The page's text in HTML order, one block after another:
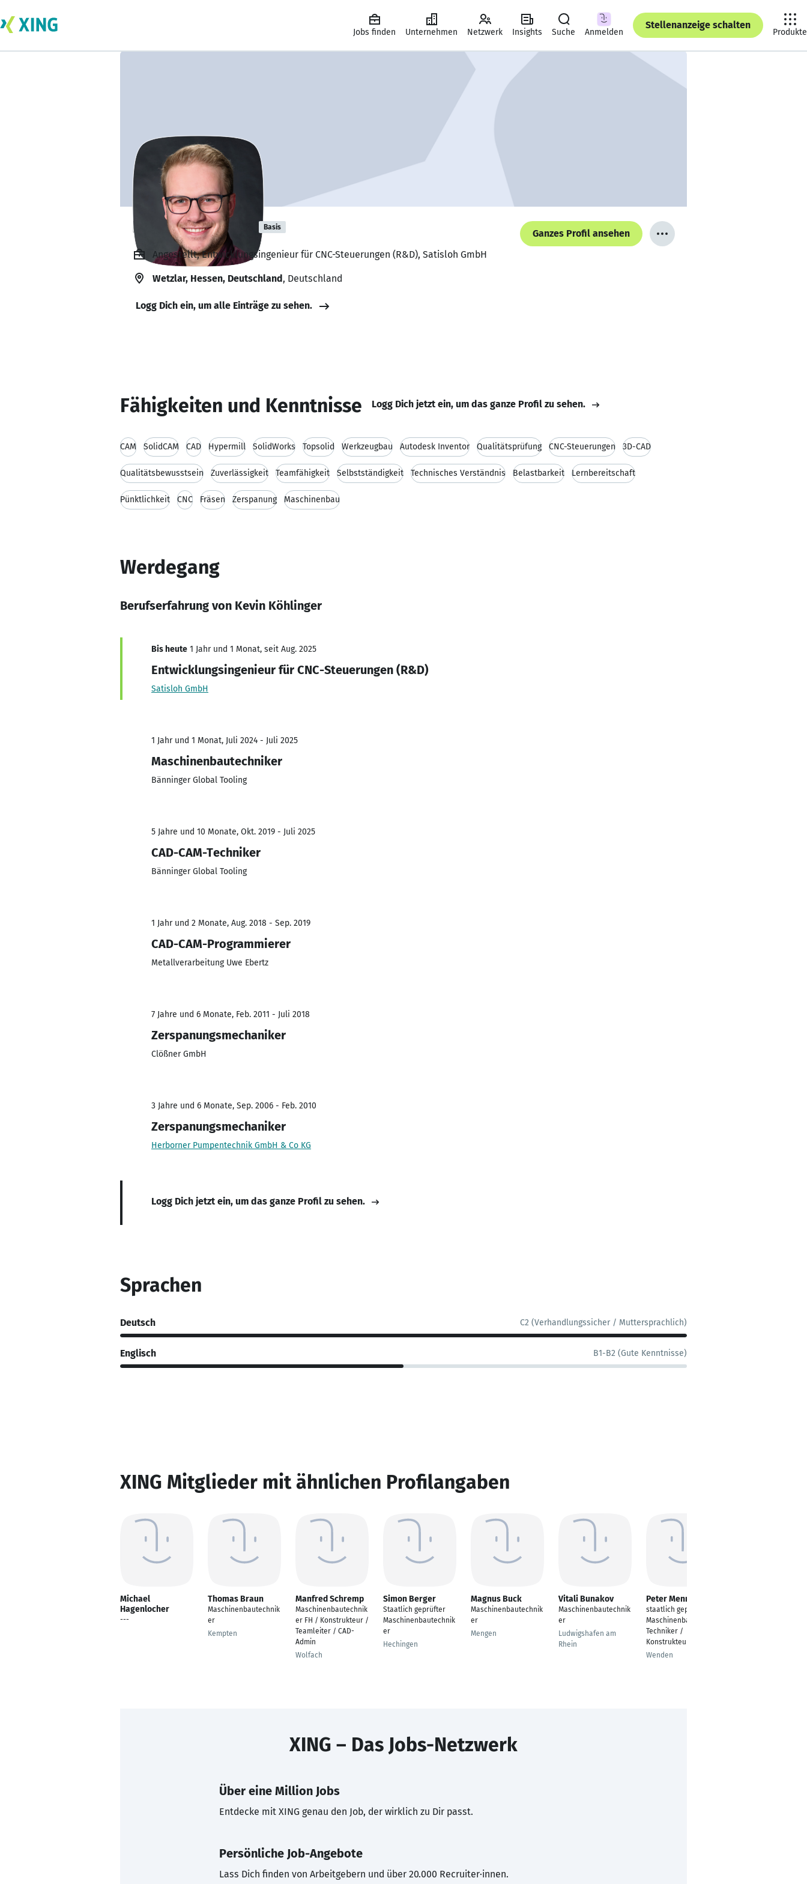
Jobs finden Unternehmen Netzwerk Insights Suche Anmelden
Stellenanzeige schalten
Produkte
Kevin Köhlinger Basis
Ganzes Profil ansehen
Angestellt, Entwicklungsingenieur für CNC-Steuerungen (R&D), Satisloh GmbH
Wetzlar, Hessen, Deutschland, Deutschland
Logg Dich ein, um alle Einträge zu sehen.
Fähigkeiten und Kenntnisse Logg Dich jetzt ein, um das ganze Profil zu sehen.
CAM SolidCAM CAD Hypermill SolidWorks Topsolid Werkzeugbau Autodesk Inventor Qualitätsprüfung CNC-Steuerungen 3D-CAD
Qualitätsbewusstsein Zuverlässigkeit Teamfähigkeit Selbstständigkeit Technisches Verständnis Belastbarkeit Lernbereitschaft
Pünktlichkeit CNC Fräsen Zerspanung Maschinenbau
Werdegang
Berufserfahrung von Kevin Köhlinger
Bis heute 1 Jahr und 1 Monat, seit Aug. 2025
Entwicklungsingenieur für CNC-Steuerungen (R&D)
Satisloh GmbH
1 Jahr und 1 Monat, Juli 2024 - Juli 2025
Maschinenbautechniker
Bänninger Global Tooling
5 Jahre und 10 Monate, Okt. 2019 - Juli 2025
CAD-CAM-Techniker
Bänninger Global Tooling
1 Jahr und 2 Monate, Aug. 2018 - Sep. 2019
CAD-CAM-Programmierer
Metallverarbeitung Uwe Ebertz
7 Jahre und 6 Monate, Feb. 2011 - Juli 2018
Zerspanungsmechaniker
Clößner GmbH
3 Jahre und 6 Monate, Sep. 2006 - Feb. 2010
Zerspanungsmechaniker
Herborner Pumpentechnik GmbH & Co KG
Logg Dich jetzt ein, um das ganze Profil zu sehen.
Sprachen
Deutsch C2 (Verhandlungssicher / Muttersprachlich)
Englisch B1-B2 (Gute Kenntnisse)
XING Mitglieder mit ähnlichen Profilangaben
Michael
Hagenlocher
---
Thomas Braun
Maschinenbautechnik
er
Kempten
Manfred Schremp
Maschinenbautechnik
er FH / Konstrukteur /
Teamleiter / CAD-
Admin
Wolfach
Simon Berger
Staatlich geprüfter
Maschinenbautechnik
er
Hechingen
Magnus Buck
Maschinenbautechnik
er
Mengen
Vitali Bunakov
Maschinenbautechnik
er
Ludwigshafen am
Rhein
Peter Menne
staatlich geprüfter
Maschinenbau-
Techniker /
Konstrukteur
Wenden
XING – Das Jobs-Netzwerk
Über eine Million Jobs
Entdecke mit XING genau den Job, der wirklich zu Dir passt.
Persönliche Job-Angebote
Lass Dich finden von Arbeitgebern und über 20.000 Recruiter·innen.